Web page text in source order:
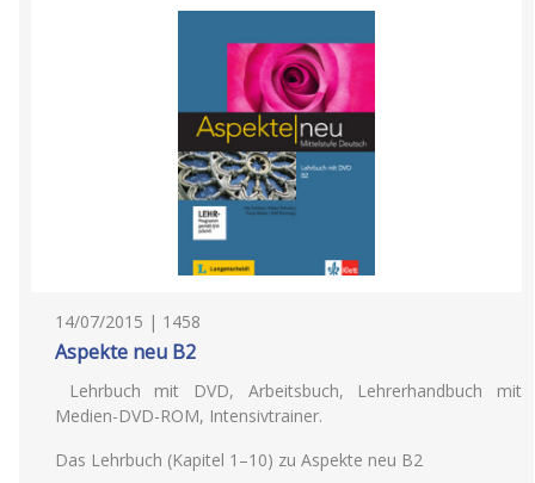
14/07/2015 | 1458
Aspekte neu B2
Lehrbuch mit DVD, Arbeitsbuch, Lehrerhandbuch mit
Medien-DVD-ROM, Intensivtrainer.
Das Lehrbuch (Kapitel 1–10) zu Aspekte neu B2